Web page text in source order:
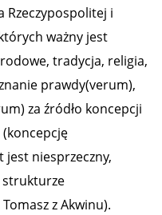
Rzeczypospolitej i
ważny jest
tradycja, religia,
prawdy(verum),
za źródło koncepcji
(koncepcję
niesprzeczny,
strukturze
z Akwinu).